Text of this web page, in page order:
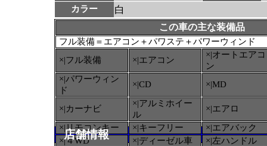
カラー 白
この車の主な装備品
フル装備＝エアコン＋パワステ＋パワーウィンド
×|フル装備
×|エアコン
×|オートエアコ
ン
×|パワーウィン
ド
×|CD ×|MD
×|カーナビ
×|アルミホイー
ル
×|エアロ
×|リモコンキー
×|キーフリー
×|エアバック
×|４WD
×|ディーゼル車
×|左ハンドル
店舗情報